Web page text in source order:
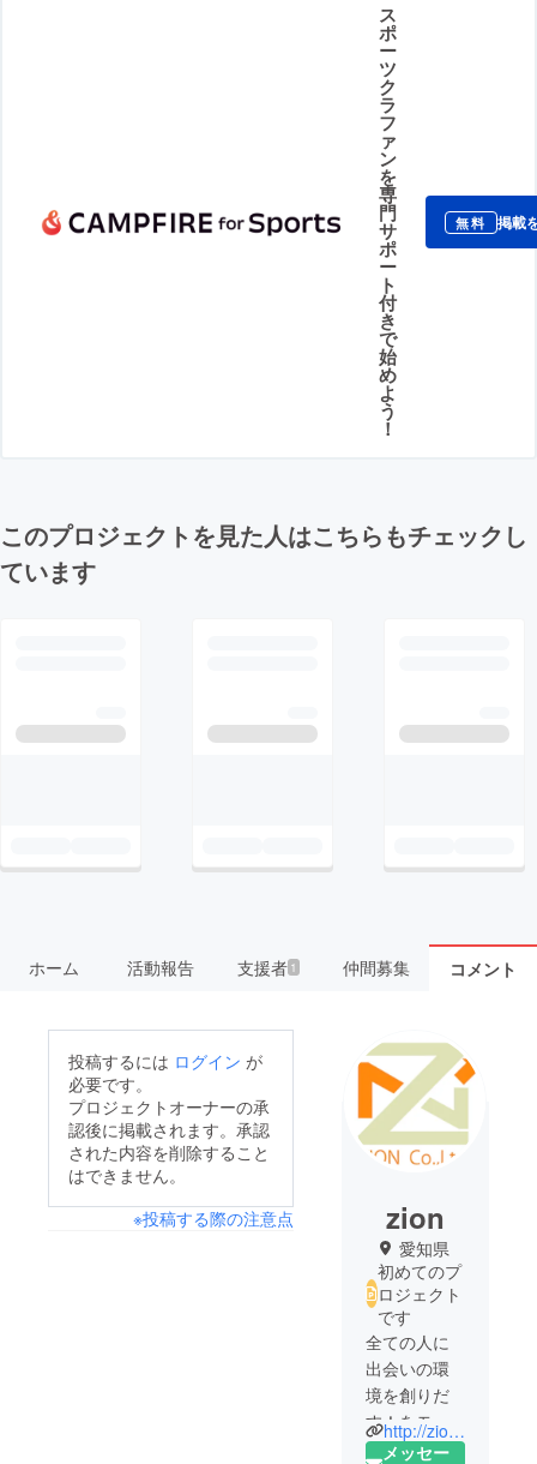
ス
ポ
ー
ツ
ク
ラ
フ
ァ
ン
を
専
門
サ
ポ
ー
ト
付
き
で
始
め
よ
う
！
無料 掲載
このプロジェクトを見た人はこちらもチェックし
ています
ホーム 活動報告 支援者 1 仲間募集 コメント
投稿するには ログイン が
必要です。
プロジェクトオーナーの承
認後に掲載されます。承認
された内容を削除すること
はできません。
※投稿する際の注意点
zion
愛知県
初めてのプ
ロジェクト
です
全ての人に
出会いの環
境を創りだ
す！をモッ
トーに様々
http://zion-event.com
メッセー